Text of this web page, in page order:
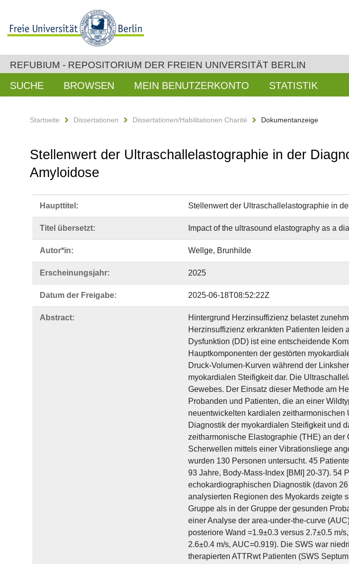
REFUBIUM - REPOSITORIUM DER FREIEN UNIVERSITÄT BERLIN
SUCHE BROWSEN MEIN BENUTZERKONTO STATISTIK
Startseite Dissertationen Dissertationen/Habilitationen Charité Dokumentanzeige
Stellenwert der Ultraschallelastographie in der
Amyloidose
Haupttitel: Stellenwert der Ultraschallelastographie in
Titel übersetzt: Impact of the ultrasound elastography as a
Autor*in: Wellge, Brunhilde
Erscheinungsjahr: 2025
Datum der Freigabe: 2025-06-18T08:52:22Z
Abstract:
Hintergrund Herzinsuffizienz belastet
Herzinsuffizienz erkrankten Patienten leiden
Dysfunktion (DD) ist eine entscheidende
Hauptkomponenten der gestörten
Druck-Volumen-Kurven während der
myokardialen Steifigkeit dar. Die
Gewebes. Der Einsatz dieser Methode am
Probanden und Patienten, die an einer
neuentwickelten kardialen
Diagnostik der myokardialen Steifigkeit und
zeitharmonische Elastographie (THE) an
Scherwellen mittels einer Vibrationsliege
wurden 130 Personen untersucht. 45
93 Jahre, Body-Mass-Index [BMI] 20-37). 54
echokardiographischen Diagnostik (davon
analysierten Regionen des Myokards zeigte
Gruppe als in der Gruppe der gesunden
einer Analyse der area-under-the-curve
posteriore Wand =1.9±0.3 versus 2.7±0.5
2.6±0.4 m/s, AUC=0.919). Die SWS war
therapierten ATTRwt Patienten (SWS